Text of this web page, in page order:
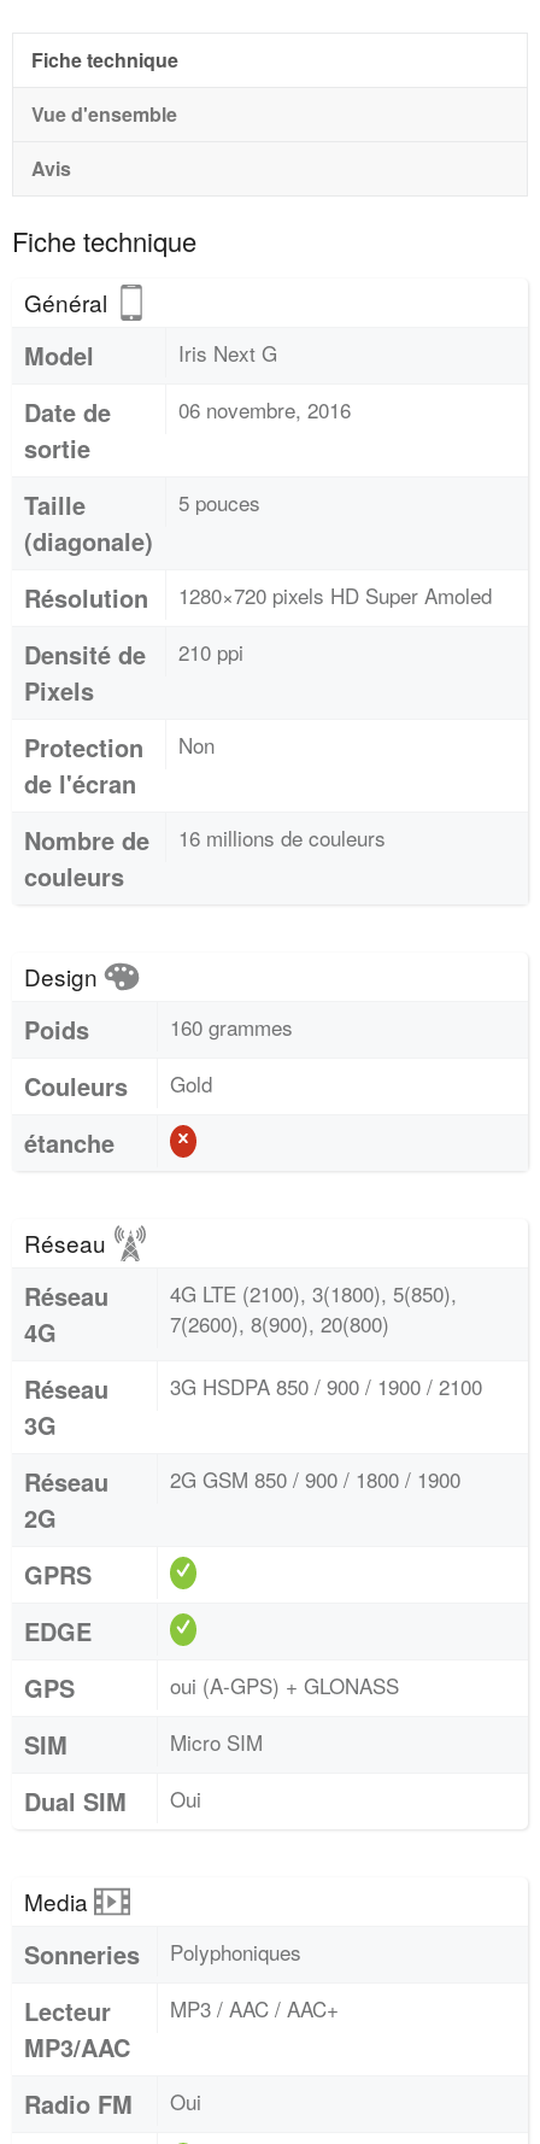
Fiche technique
Vue d'ensemble
Avis
Fiche technique
Général
Model Iris Next G
Date de
sortie
06 novembre, 2016
Taille
(diagonale)
5 pouces
Résolution 1280×720 pixels HD Super Amoled
Densité de
Pixels
210 ppi
Protection
de l'écran
Non
Nombre de
couleurs
16 millions de couleurs
Design
Poids 160 grammes
Couleurs Gold
étanche
Réseau
Réseau
4G
4G LTE (2100), 3(1800), 5(850),
7(2600), 8(900), 20(800)
Réseau
3G
3G HSDPA 850 / 900 / 1900 / 2100
Réseau
2G
2G GSM 850 / 900 / 1800 / 1900
GPRS
EDGE
GPS
oui (A-GPS) + GLONASS
SIM Micro SIM
Dual SIM Oui
Media
Sonneries Polyphoniques
Lecteur
MP3/AAC
MP3 / AAC / AAC+
Radio FM Oui